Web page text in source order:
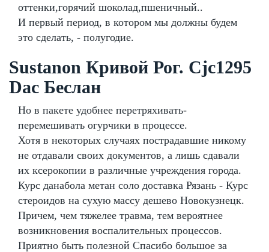
оттенки,горячий шоколад,пшеничный..
И первый период, в котором мы должны будем
это сделать, - полугодие.
Sustanon Кривой Рог. Cjc1295
Dac Беслан
Но в пакете удобнее перетряхивать-
перемешивать огурчики в процессе.
Хотя в некоторых случаях пострадавшие никому
не отдавали своих документов, а лишь сдавали
их ксерокопии в различные учреждения города.
Курс данабола метан соло доставка Рязань - Курс
стероидов на сухую массу дешево Новокузнецк.
Причем, чем тяжелее травма, тем вероятнее
возникновения воспалительных процессов.
Приятно быть полезной Спасибо большое за